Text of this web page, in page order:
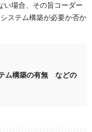
い場合、その旨コーダー
ステム構築が必要か否か
ム構築の有無 などの